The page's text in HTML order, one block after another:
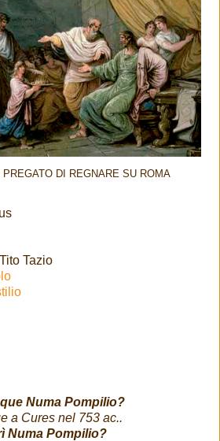
PREGATO DI REGNARE SU ROMA
Tazio
Numa Pompilio?
a Cures nel 753 ac..
Numa Pompilio?